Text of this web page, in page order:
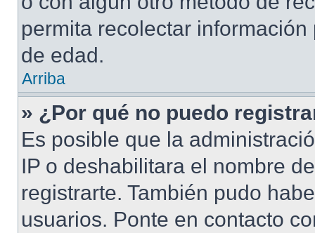
permita recolectar
de edad.
Arriba
» ¿Por qué no puedo
Es posible que la
IP o deshabilitara el nombre
registrarte. También pudo
usuarios. Ponte en contacto